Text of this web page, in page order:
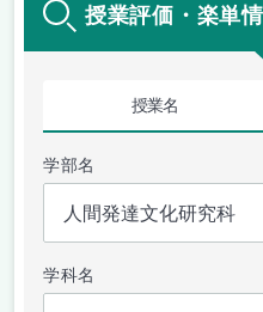
授業評価・楽単
授業名
学部名
学科名